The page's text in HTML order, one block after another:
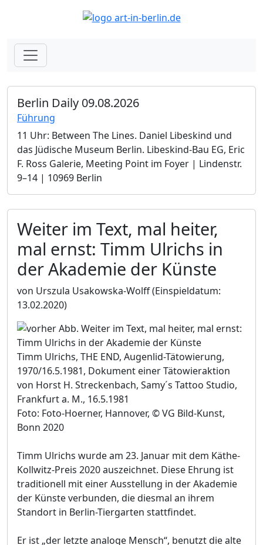
Berlin Daily 09.08.2026
Führung
11 Uhr: Between The Lines. Daniel Libeskind und
das Jüdische Museum Berlin.­ Libeskind-Bau EG, Eric
F. Ross Galerie, Meeting Point im Foyer | Lindenstr.
9–14 | 10969 Berlin
Weiter im Text, mal heiter,
mal ernst: Timm Ulrichs in
der Akademie der Künste
von Urszula Usakowska-Wolff(Einspieldatum:
13.02.2020)
Timm Ulrichs, THE END, Augenlid-Tätowierung,
1970/16.5.1981, Dokument einer Tätowieraktion
von Horst H. Streckenbach, Samy´s Tattoo Studio,
Frankfurt a. M., 16.5.1981
Foto: Foto-Hoerner, Hannover, © VG Bild-Kunst,
Bonn 2020
Timm Ulrichs wurde am 23. Januar mit dem Käthe-
Kollwitz-Preis 2020 auszeichnet. Diese Ehrung ist
traditionell mit einer Ausstellung in der Akademie
der Künste verbunden, die diesmal an ihrem
Standort in Berlin-Tiergarten stattfindet.
Er ist „der letzte analoge Mensch“, benutzt die alte